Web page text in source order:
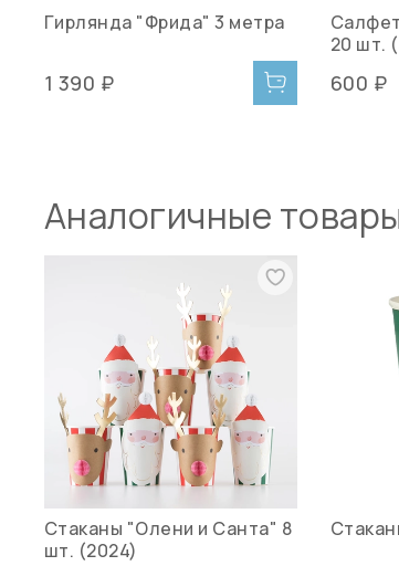
Гирлянда "Фрида" 3 метра
1 390 ₽
20 шт.
600 ₽
Аналогичные
Стаканы "Олени и Санта" 8
шт. (2024)